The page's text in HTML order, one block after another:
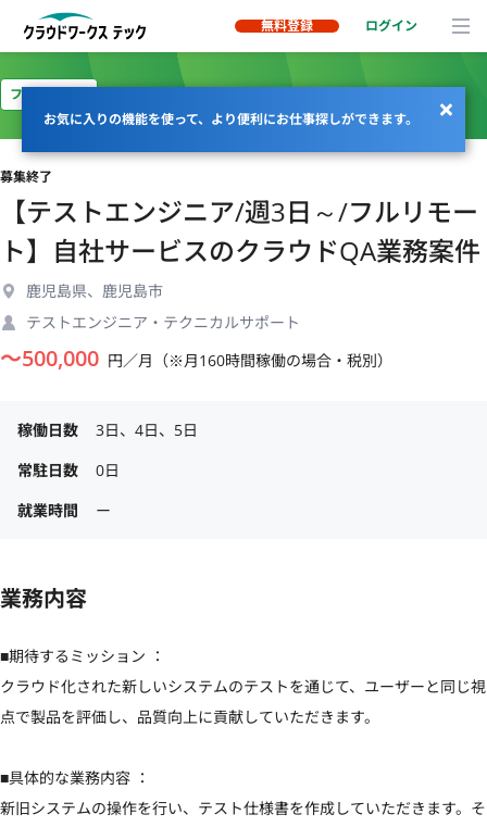
無料登録 ログイン
お気に入りの機能を使って、より便利にお仕事探しができます。
フルリモート
募集終了
【テストエンジニア/週3日～/フルリモー
ト】自社サービスのクラウドQA業務案件
鹿児島県、鹿児島市
テストエンジニア・テクニカルサポート
〜500,000 円／月（※月160時間稼働の場合・税別）
稼働日数
3日、4日、5日
常駐日数
0日
就業時間
ー
業務内容
■期待するミッション ：
クラウド化された新しいシステムのテストを通じて、ユーザーと同じ視
点で製品を評価し、品質向上に貢献していただきます。
■具体的な業務内容 ：
新旧システムの操作を行い、テスト仕様書を作成していただきます。そ